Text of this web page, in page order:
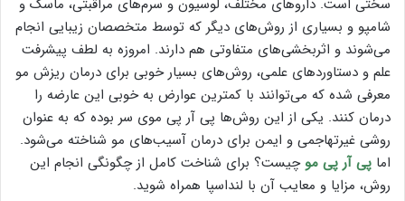
سختی است. داروهای مختلف، لوسیون و سرم‌های مراقبتی، ماسک و
شامپو و بسیاری از روش‌های دیگر که توسط متخصصان زیبایی انجام
می‌شوند و اثربخشی‌های متفاوتی هم دارند. امروزه به لطف پیشرفت
علم و دستاوردهای علمی، روش‌های بسیار خوبی برای درمان ریزش مو
معرفی شده که می‌توانند با کمترین عوارض به خوبی این عارضه را
درمان کنند. یکی از این روش‌ها پی آر پی موی سر بوده که به عنوان
روشی غیرتهاجمی و ایمن برای درمان آسیب‌های مو شناخته می‌شود.
اما پی آر پی موچیست؟ برای شناخت کامل از چگونگی انجام این
روش، مزایا و معایب آن با لنداسپا همراه شوید.